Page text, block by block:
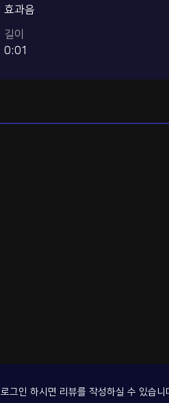
효과음
길이
0:01
로그인 하시면 리뷰를 작성하실 수 있습니